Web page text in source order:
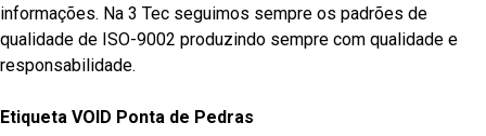
informações. Na 3 Tec seguimos sempre os padrões de
qualidade de ISO-9002 produzindo sempre com qualidade e
responsabilidade.
Etiqueta VOID Ponta de Pedras